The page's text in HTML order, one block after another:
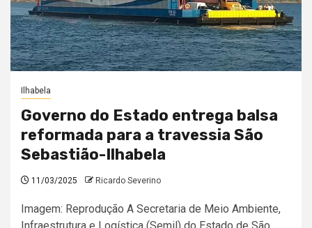
Ilhabela
Governo do Estado entrega balsa
reformada para a travessia São
Sebastião-Ilhabela
11/03/2025 Ricardo Severino
Imagem: Reprodução A Secretaria de Meio Ambiente,